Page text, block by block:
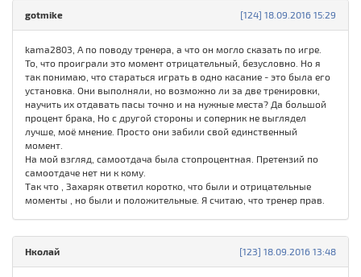
[124] 18.09.2016 15:29
gotmike
kama2803, А по поводу тренера, а что он могло сказать по игре.
То, что проиграли это момент отрицательный, безусловно. Но я
так понимаю, что стараться играть в одно касание - это была его
установка. Они выполняли, но возможно ли за две тренировки,
научить их отдавать пасы точно и на нужные места? Да большой
процент брака, Но с другой стороны и соперник не выглядел
лучше, моё мнение. Просто они забили свой единственный
момент.
На мой взгляд, самоотдача была стопроцентная. Претензий по
самоотдаче нет ни к кому.
Так что , Захаряк ответил коротко, что были и отрицательные
моменты , но были и положительные. Я считаю, что тренер прав.
[123] 18.09.2016 13:48
Нколай